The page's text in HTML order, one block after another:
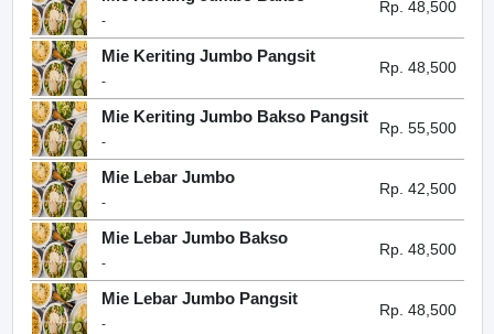
-
Rp. 48,500
Mie Keriting Jumbo Pangsit
-
Rp. 48,500
Mie Keriting Jumbo Bakso Pangsit
-
Rp. 55,500
Mie Lebar Jumbo
-
Rp. 42,500
Mie Lebar Jumbo Bakso
-
Rp. 48,500
Mie Lebar Jumbo Pangsit
-
Rp. 48,500